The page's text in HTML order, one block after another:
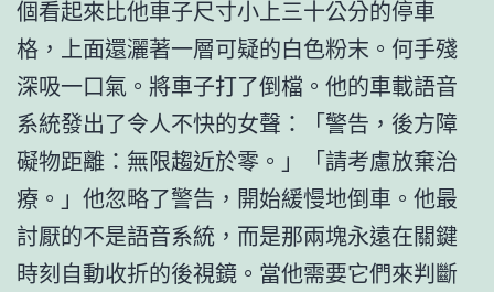
個看起來比他車子尺寸小上三十公分的停車
格，上面還灑著一層可疑的白色粉末。何手殘
深吸一口氣。將車子打了倒檔。他的車載語音
系統發出了令人不快的女聲：「警告，後方障
礙物距離：無限趨近於零。」「請考慮放棄治
療。」他忽略了警告，開始緩慢地倒車。他最
討厭的不是語音系統，而是那兩塊永遠在關鍵
時刻自動收折的後視鏡。當他需要它們來判斷